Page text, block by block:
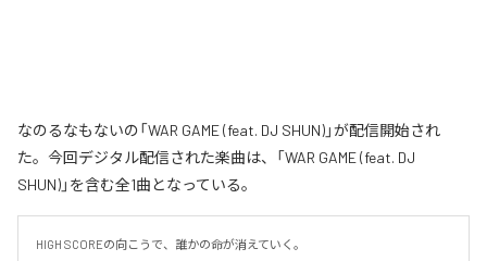
なのるなもないの「WAR GAME (feat. DJ SHUN)」が配信開始され
た。今回デジタル配信された楽曲は、「WAR GAME (feat. DJ
SHUN)」を含む全1曲となっている。
HIGH SCOREの向こうで、誰かの命が消えていく。